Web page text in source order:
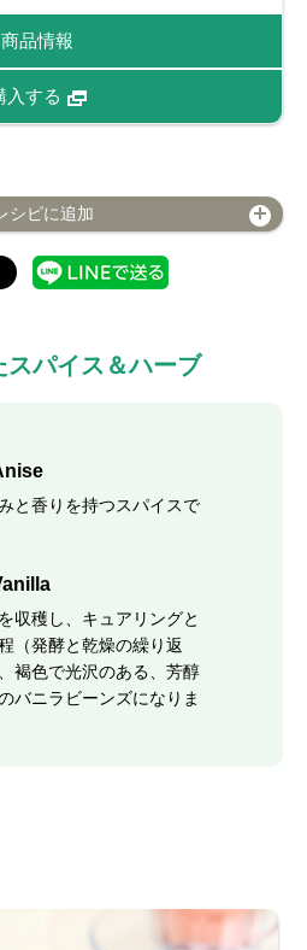
商品情報
入する
シピに追加
スパイス＆ハーブ
と香りを持つスパイスで
収穫し、キュアリングと
（発酵と乾燥の繰り返
褐色で光沢のある、芳醇
バニラビーンズになりま